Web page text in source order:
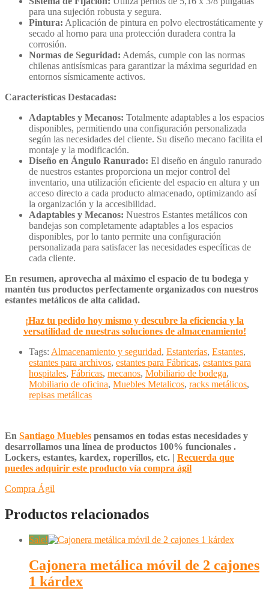
para una sujeción robusta y segura.
Pintura: Aplicación de pintura en polvo electrostáticamente y
secado al horno para una protección duradera contra la
corrosión.
Normas de Seguridad: Además, cumple con las normas
chilenas antisísmicas para garantizar la máxima seguridad en
entornos sísmicamente activos.
Características Destacadas:
Adaptables y Mecanos: Totalmente adaptables a los espacios
disponibles, permitiendo una configuración personalizada
según las necesidades del cliente. Su diseño mecano facilita el
montaje y la modificación.
Diseño en Ángulo Ranurado: El diseño en ángulo ranurado
de nuestros estantes proporciona un mejor control del
inventario, una utilización eficiente del espacio en altura y un
acceso directo a cada producto almacenado, optimizando así
la organización y la accesibilidad.
Adaptables y Mecanos: Nuestros Estantes metálicos con
bandejas son completamente adaptables a los espacios
disponibles, por lo tanto permite una configuración
personalizada para satisfacer las necesidades específicas de
cada cliente.
En resumen, aprovecha al máximo el espacio de tu bodega y
mantén tus productos perfectamente organizados con nuestros
estantes metálicos de alta calidad.
¡Haz tu pedido hoy mismo y descubre la eficiencia y la
versatilidad de nuestras soluciones de almacenamiento!
Tags: Almacenamiento y seguridad, Estanterías, Estantes,
estantes para archivos, estantes para Fábricas, estantes para
hospitales, Fábricas, mecanos, Mobiliario de bodega,
Mobiliario de oficina, Muebles Metalicos, racks metálicos,
repisas metálicas
En Santiago Muebles pensamos en todas estas necesidades y
desarrollamos una línea de productos 100% funcionales .
Lockers, estantes, kardex, roperillos, etc. | Recuerda que
puedes adquirir este producto vía compra ágil
Compra Ágil
Productos relacionados
Sale!
Cajonera metálica móvil de 2 cajones
1 kárdex